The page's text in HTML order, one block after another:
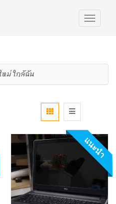
หม่ ใกล้ฉัน
แนะนำ